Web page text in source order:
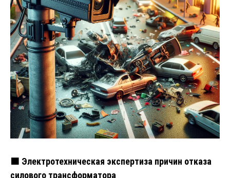
🟧 Электротехническая экспертиза причин отказа
силового трансформатора